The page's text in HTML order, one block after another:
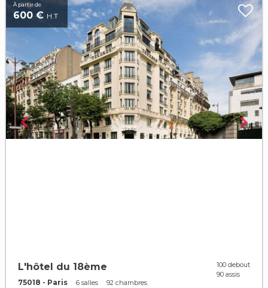
À partir de
600 € H.T
L'hôtel du 18ème
75018 - Paris 6 salles 92 chambres
100 debout
90 assis